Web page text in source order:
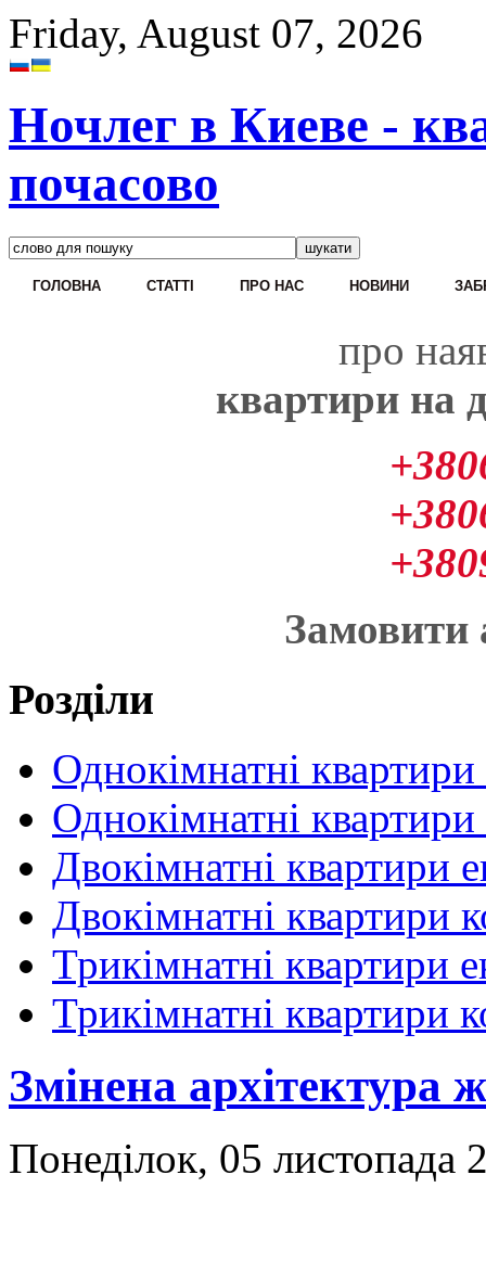
Friday, August 07, 2026
Ночлег в Киеве -
почасово
ГОЛОВНА CТАТТІ ПРО НАС НОВИНИ
про
квартири на
Замовити
Розділи
Однокімнатні
Однокімнатні
Двокімнатні квартири
Двокімнатні квартири
Трикімнатні квартири
Трикімнатні квартири
Змінена архітектура
Понеділок, 05 листопада